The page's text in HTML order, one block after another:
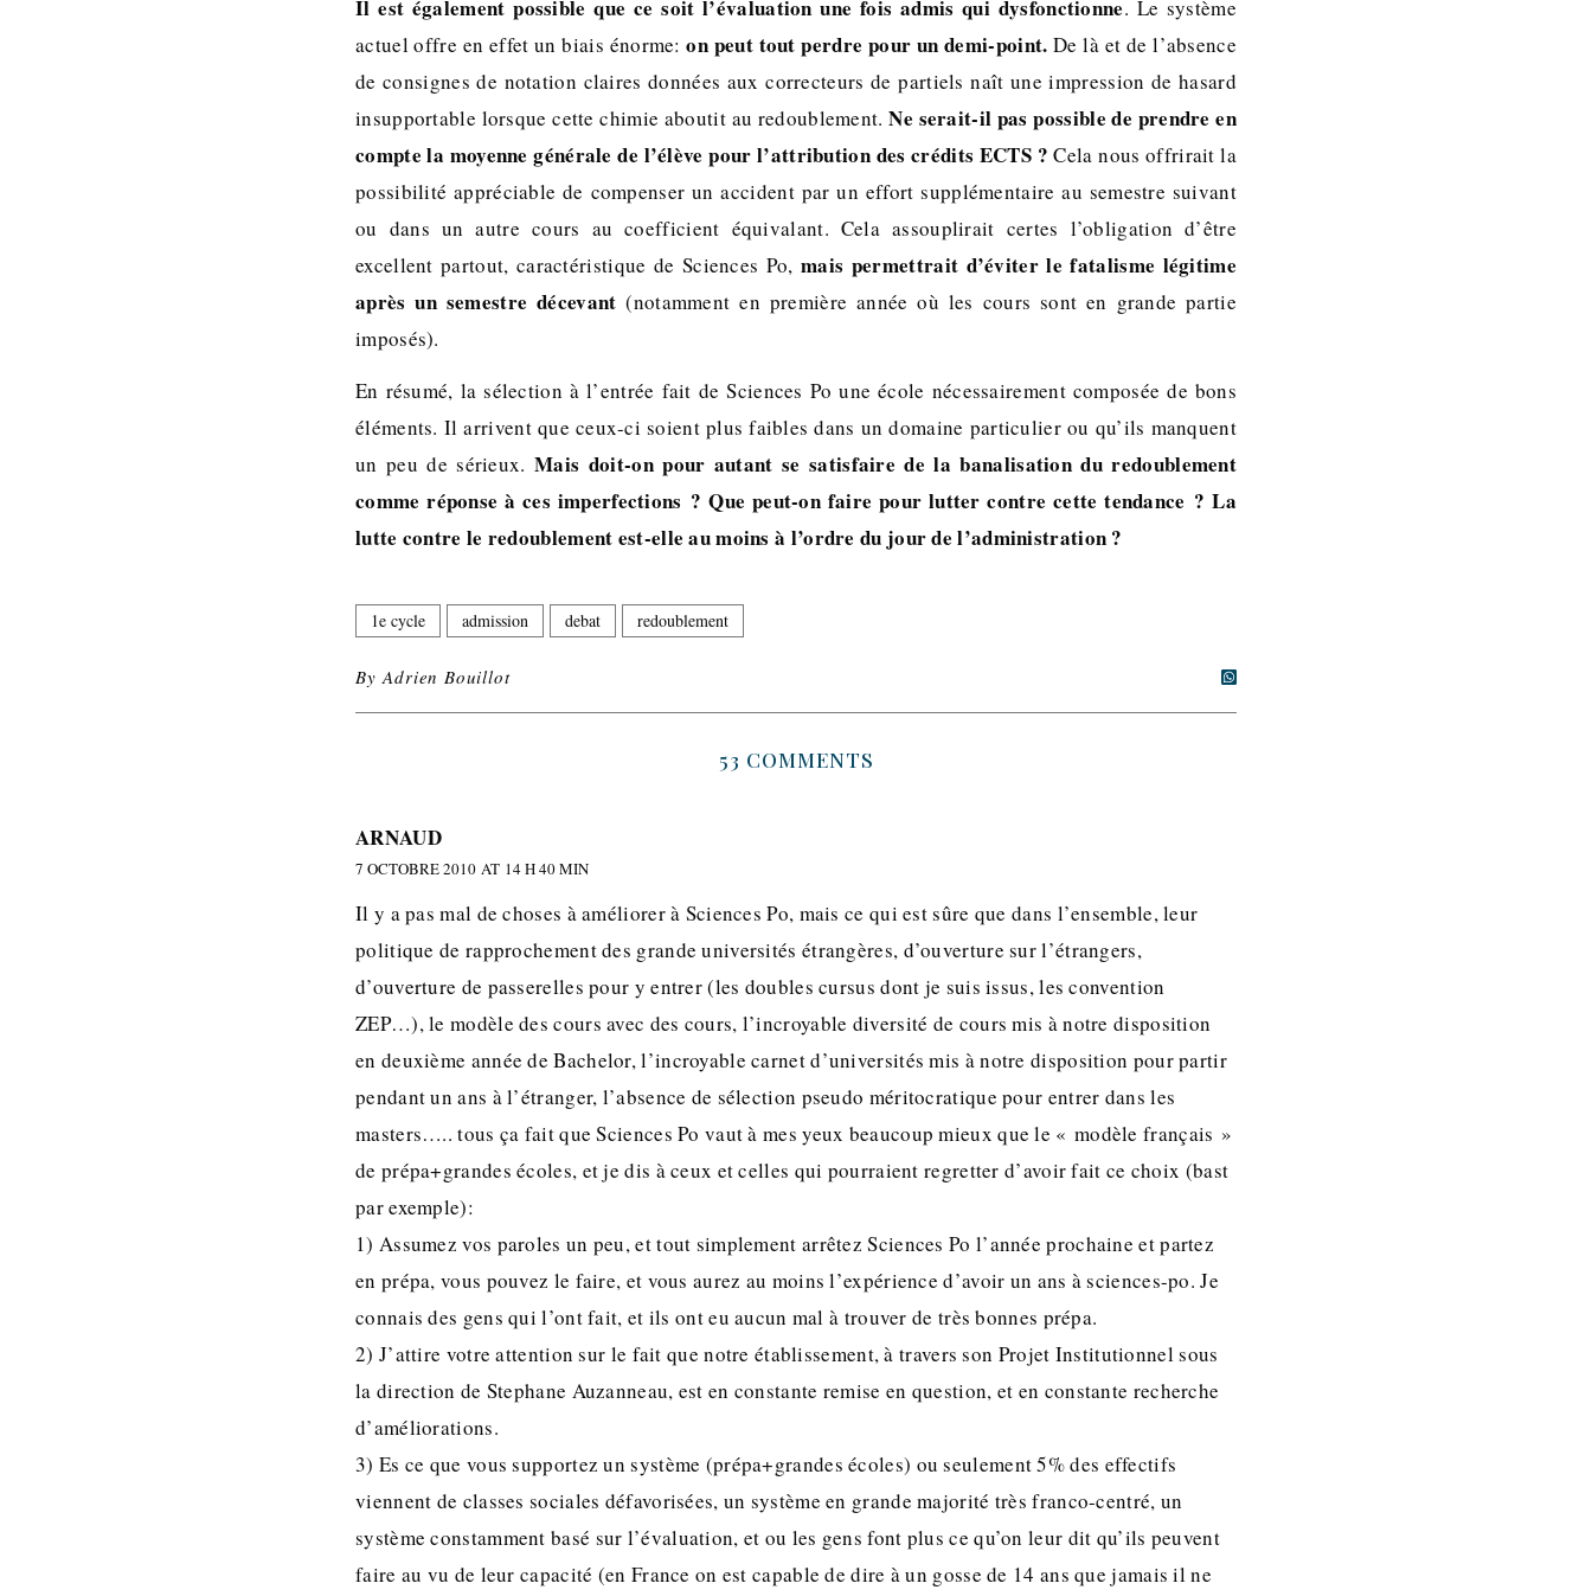
Il est également possible que ce soit l’évaluation une fois admis qui dysfonctionne. Le système
actuel offre en effet un biais énorme:on peut tout perdre pour un demi-point. De là et de l’absence
de consignes de notation claires données aux correcteurs de partiels naît une impression de hasard
insupportable lorsque cette chimie aboutit au redoublement.Ne serait-il pas possible de prendre en
compte la moyenne générale de l’élève pour l’attribution des crédits ECTS ? Cela nous offrirait la
possibilité appréciable de compenser un accident par un effort supplémentaire au semestre suivant
ou dans un autre cours au coefficient équivalant. Cela assouplirait certes l’obligation d’être
excellent partout, caractéristique de Sciences Po,mais permettrait d’éviter le fatalisme légitime
après un semestre décevant (notamment en première année où les cours sont en grande partie
imposés).
En résumé, la sélection à l’entrée fait de Sciences Po une école nécessairement composée de bons
éléments. Il arrivent que ceux-ci soient plus faibles dans un domaine particulier ou qu’ils manquent
un peu de sérieux.Mais doit-on pour autant se satisfaire de la banalisation du redoublement
comme réponse à ces imperfections ? Que peut-on faire pour lutter contre cette tendance ? La
lutte contre le redoublement est-elle au moins à l’ordre du jour de l’administration ?
1e cycle admission debat redoublement
ByAdrien Bouillot
53 COMMENTS
ARNAUD
7 OCTOBRE 2010 AT 14 H 40 MIN
Il y a pas mal de choses à améliorer à Sciences Po, mais ce qui est sûre que dans l’ensemble, leur
politique de rapprochement des grande universités étrangères, d’ouverture sur l’étrangers,
d’ouverture de passerelles pour y entrer (les doubles cursus dont je suis issus, les convention
ZEP…), le modèle des cours avec des cours, l’incroyable diversité de cours mis à notre disposition
en deuxième année de Bachelor, l’incroyable carnet d’universités mis à notre disposition pour partir
pendant un ans à l’étranger, l’absence de sélection pseudo méritocratique pour entrer dans les
masters….. tous ça fait que Sciences Po vaut à mes yeux beaucoup mieux que le « modèle français »
de prépa+grandes écoles, et je dis à ceux et celles qui pourraient regretter d’avoir fait ce choix (bast
par exemple):
1) Assumez vos paroles un peu, et tout simplement arrêtez Sciences Po l’année prochaine et partez
en prépa, vous pouvez le faire, et vous aurez au moins l’expérience d’avoir un ans à sciences-po. Je
connais des gens qui l’ont fait, et ils ont eu aucun mal à trouver de très bonnes prépa.
2) J’attire votre attention sur le fait que notre établissement, à travers son Projet Institutionnel sous
la direction de Stephane Auzanneau, est en constante remise en question, et en constante recherche
d’améliorations.
3) Es ce que vous supportez un système (prépa+grandes écoles) ou seulement 5% des effectifs
viennent de classes sociales défavorisées, un système en grande majorité très franco-centré, un
système constamment basé sur l’évaluation, et ou les gens font plus ce qu’on leur dit qu’ils peuvent
faire au vu de leur capacité (en France on est capable de dire à un gosse de 14 ans que jamais il ne